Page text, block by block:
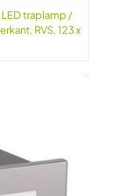
LED traplamp /
RVS, 123 x